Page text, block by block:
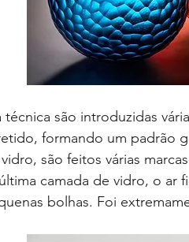
técnica são introduzidas
formando um padrão
são feitos várias
camada de vidro, o ar
bolhas. Foi